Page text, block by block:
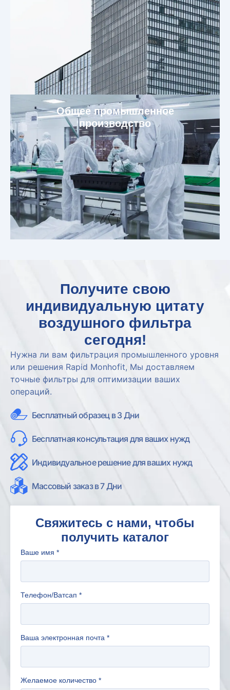
Общее промышленное
производство
Получите свою
индивидуальную цитату
воздушного фильтра
сегодня!
Нужна ли вам фильтрация промышленного уровня
или решения Rapid Monhofit, Мы доставляем
точные фильтры для оптимизации ваших
операций.
Бесплатный образец в 3 Дни
Бесплатная консультация для ваших нужд
Индивидуальное решение для ваших нужд
Массовый заказ в 7 Дни
Свяжитесь с нами, чтобы
получить каталог
Ваше имя *
Телефон/Ватсап *
Ваша электронная почта *
Желаемое количество *